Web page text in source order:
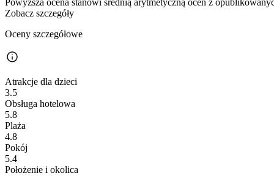
Powyższa ocena stanowi średnią arytmetyczną ocen z
Zobacz szczegóły
Oceny szczegółowe
Atrakcje dla dzieci
3.5
Obsługa hotelowa
5.8
Plaża
4.8
Pokój
5.4
Położenie i okolica